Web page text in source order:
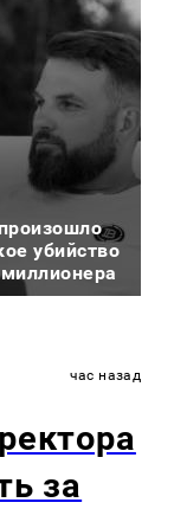
убийство
час назад
за